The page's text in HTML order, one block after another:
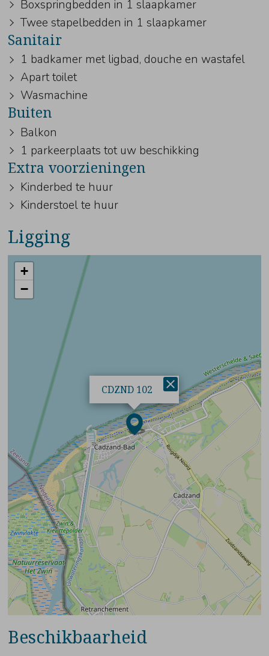
Boxspringbedden in 1 slaapkamer
Twee stapelbedden in 1 slaapkamer
Sanitair
1 badkamer met ligbad, douche en wastafel
Apart toilet
Wasmachine
Buiten
Balkon
1 parkeerplaats tot uw beschikking
Extra voorzieningen
Kinderbed te huur
Kinderstoel te huur
Ligging
CDZND 102
+
−
Beschikbaarheid